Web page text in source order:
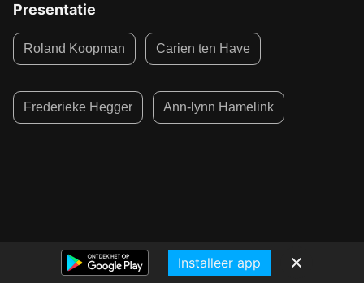
Presentatie
Roland Koopman Carien ten Have
Frederieke Hegger Ann-lynn Hamelink
Installeer app